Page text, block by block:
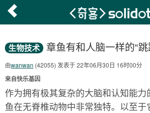
生物技术 章鱼有和人脑一样的“跳
由wanwan (42055) 发表于 22年06月30日 16时00分
来自快乐基因
作为拥有极其复杂的大脑和认知能力
鱼在无脊椎动物中非常独特。以至于